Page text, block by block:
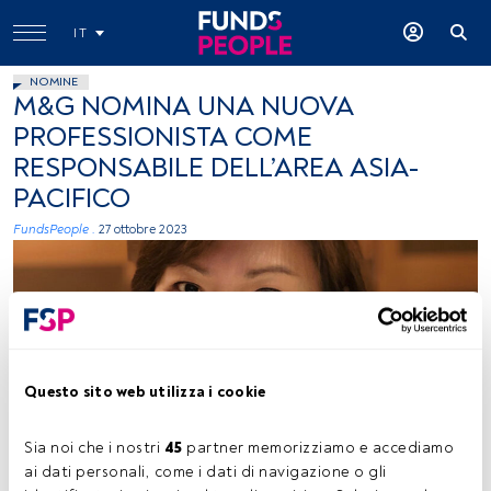
Questo sito web utilizza i cookie
Sia noi che i nostri 45 partner memorizziamo e accediamo
ai dati personali, come i dati di navigazione o gli
IT
NOMINE
M&G NOMINA UNA NUOVA
PROFESSIONISTA COME
RESPONSABILE DELL’AREA ASIA-
PACIFICO
FundsPeople . 27 ottobre 2023